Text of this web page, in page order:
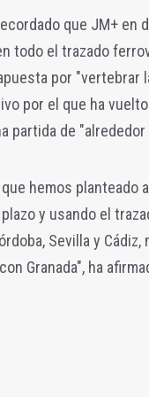
que JM+ en
todo el trazado
por
por el que ha
partida de
hemos planteado
y usando el
Sevilla y
Granada", ha